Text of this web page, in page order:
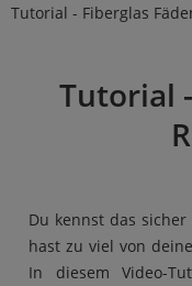
Tutorial - Fiberglas
Tutorial
Du kennst das
hast zu viel von
In diesem Video-